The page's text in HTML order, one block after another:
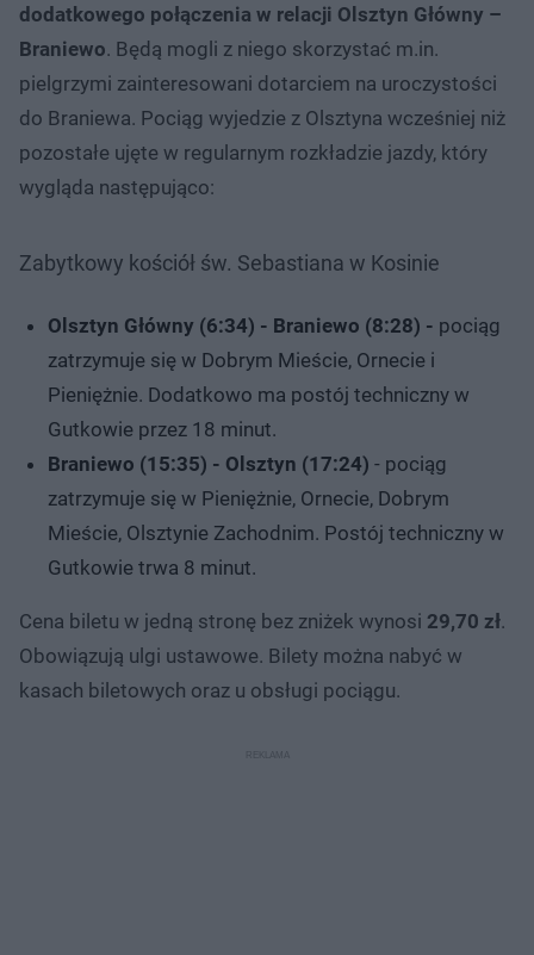
dodatkowego połączenia w relacji Olsztyn Główny –
Braniewo. Będą mogli z niego skorzystać m.in.
pielgrzymi zainteresowani dotarciem na uroczystości
do Braniewa. Pociąg wyjedzie z Olsztyna wcześniej niż
pozostałe ujęte w regularnym rozkładzie jazdy, który
wygląda następująco:
Zabytkowy kościół św. Sebastiana w Kosinie
Olsztyn Główny (6:34) - Braniewo (8:28) - pociąg
zatrzymuje się w Dobrym Mieście, Ornecie i
Pieniężnie. Dodatkowo ma postój techniczny w
Gutkowie przez 18 minut.
Braniewo (15:35) - Olsztyn (17:24) - pociąg
zatrzymuje się w Pieniężnie, Ornecie, Dobrym
Mieście, Olsztynie Zachodnim. Postój techniczny w
Gutkowie trwa 8 minut.
Cena biletu w jedną stronę bez zniżek wynosi 29,70 zł.
Obowiązują ulgi ustawowe. Bilety można nabyć w
kasach biletowych oraz u obsługi pociągu.